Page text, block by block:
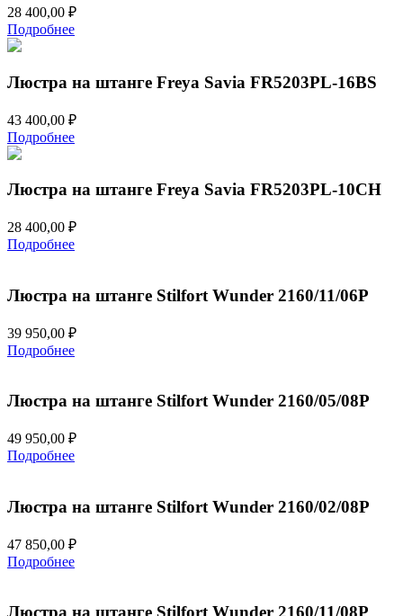
28 400,00 ₽
Подробнее
Люстра на штанге Freya Savia FR5203PL-16BS
43 400,00 ₽
Подробнее
Люстра на штанге Freya Savia FR5203PL-10CH
28 400,00 ₽
Подробнее
Люстра на штанге Stilfort Wunder 2160/11/06P
39 950,00 ₽
Подробнее
Люстра на штанге Stilfort Wunder 2160/05/08P
49 950,00 ₽
Подробнее
Люстра на штанге Stilfort Wunder 2160/02/08P
47 850,00 ₽
Подробнее
Люстра на штанге Stilfort Wunder 2160/11/08P